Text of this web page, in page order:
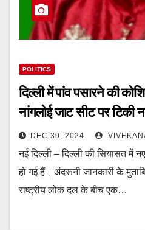
POLITICS
दिल्ली में पांव पसारने की
नांगलोई जाट सीट पर टिकी
DEC 30, 2024
नई दिल्ली – दिल्ली की सियासत
हो गई हैं। अंदरूनी जानकारी के
राष्ट्रीय लोक दल के बीच एक…